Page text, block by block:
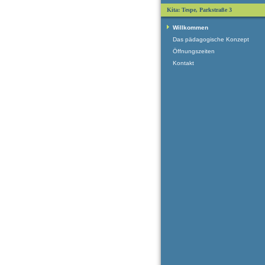
Kita: Tespe, Parkstraße 3
Willkommen
Das pädagogische Konzept
Öffnungszeiten
Kontakt